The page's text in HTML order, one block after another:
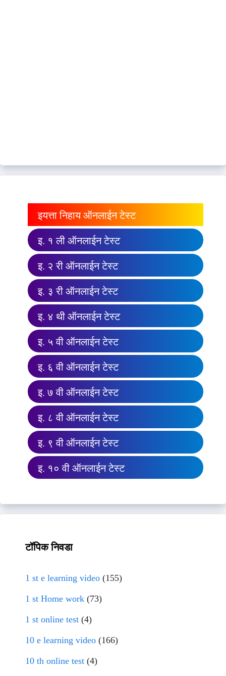
इयत्ता निहाय ऑनलाईन टेस्ट
इ. १ ली ऑनलाईन टेस्ट
इ. २ री ऑनलाईन टेस्ट
इ. ३ री ऑनलाईन टेस्ट
इ. ४ थी ऑनलाईन टेस्ट
इ. ५ वी ऑनलाईन टेस्ट
इ. ६ वी ऑनलाईन टेस्ट
इ. ७ वी ऑनलाईन टेस्ट
इ. ८ वी ऑनलाईन टेस्ट
इ. ९ वी ऑनलाईन टेस्ट
इ. १० वी ऑनलाईन टेस्ट
टॉपिक निवडा
1 st e learning video (155)
1 st Home work (73)
1 st online test (4)
10 e learning video (166)
10 th online test (4)